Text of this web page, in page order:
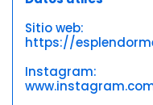
Sitio web:
https://
Instagram: